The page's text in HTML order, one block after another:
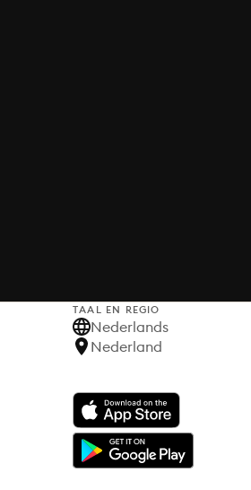
TAAL EN REGIO
Nederlands
Nederland